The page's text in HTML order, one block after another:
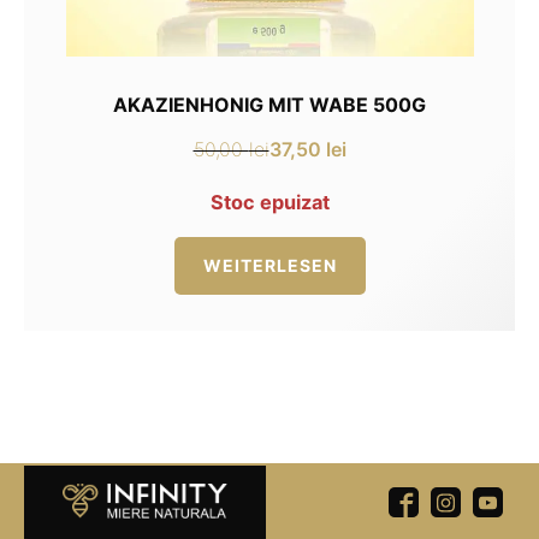
AKAZIENHONIG MIT WABE 500G
50,00lei
Ursprünglicher
Preis
war:
37,50 lei
Aktueller
Preis
ist:
Stoc epuizat
WEITERLESEN